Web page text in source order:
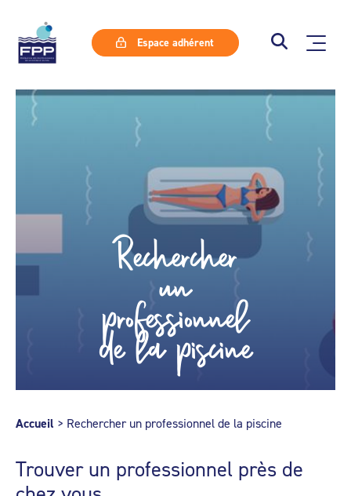
Espace adhérent
Rechercher
un
professionnel
de la piscine
Accueil > Rechercher un professionnel de la piscine
Trouver un professionnel près de